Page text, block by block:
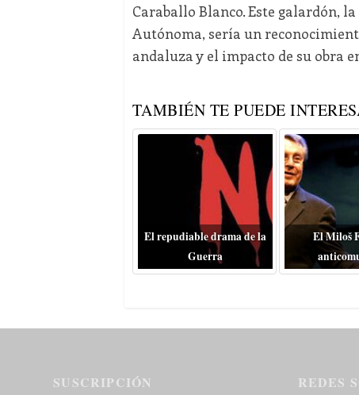
Caraballo Blanco. Este galardón,
Autónoma, sería un
andaluza y el impacto de su obra
TAMBIÉN TE PUEDE
El repudiable drama de la
Guerra
El Miloš
SUSCRIPCIÓN REDES